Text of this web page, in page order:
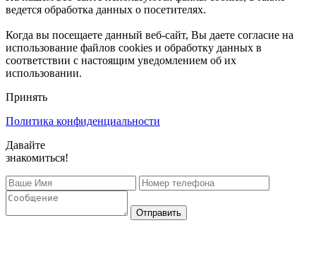
ведется обработка данных о посетителях.
Когда вы посещаете данный веб-сайт, Вы даете согласие на
использование файлов cookies и обработку данных в
соответствии с настоящим уведомлением об их
использовании.
Принять
Политика конфиденциальности
Давайте
знакомиться!
Отправить